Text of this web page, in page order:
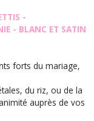
-
- BLANC ET SATIN
forts du mariage,
du riz, ou de la
auprès de vos